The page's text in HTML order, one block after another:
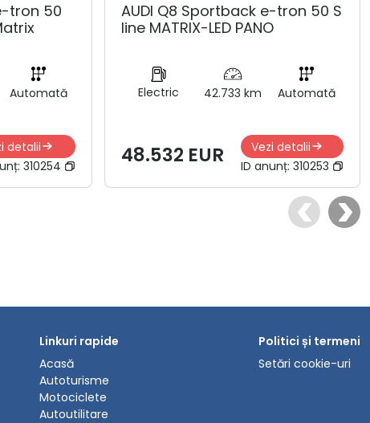
tron 50
Automată
detalii
310254
AUDI Q8 Sportback e-tron 50 S
line MATRIX-LED PANO
Electric 42.733 km Automată
48.532 EUR
Vezi detalii
ID anunț: 310253
Linkuri rapide
Acasă
Autoturisme
Motociclete
Autoutilitare
Politici și termeni
Setări cookie-uri